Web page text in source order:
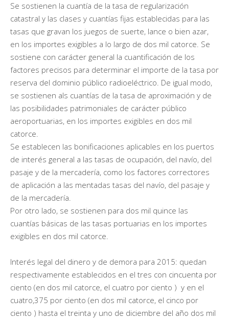
Se sostienen la cuantía de la tasa de regularización
catastral y las clases y cuantías fijas establecidas para las
tasas que gravan los juegos de suerte, lance o bien azar,
en los importes exigibles a lo largo de dos mil catorce. Se
sostiene con carácter general la cuantificación de los
factores precisos para determinar el importe de la tasa por
reserva del dominio público radioeléctrico. De igual modo,
se sostienen als cuantías de la tasa de aproximación y de
las posibilidades patrimoniales de carácter público
aeroportuarias, en los importes exigibles en dos mil
catorce.
Se establecen las bonificaciones aplicables en los puertos
de interés general a las tasas de ocupación, del navío, del
pasaje y de la mercadería, como los factores correctores
de aplicación a las mentadas tasas del navío, del pasaje y
de la mercadería.
Por otro lado, se sostienen para dos mil quince las
cuantías básicas de las tasas portuarias en los importes
exigibles en dos mil catorce.
Interés legal del dinero y de demora para 2015: quedan
respectivamente establecidos en el tres con cincuenta por
ciento (en dos mil catorce, el cuatro por ciento ) y en el
cuatro,375 por ciento (en dos mil catorce, el cinco por
ciento ) hasta el treinta y uno de diciembre del año dos mil